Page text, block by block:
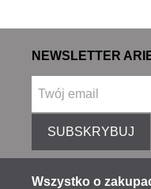
NEWSLETTER
SUBSKRYBUJ
Wszystko o